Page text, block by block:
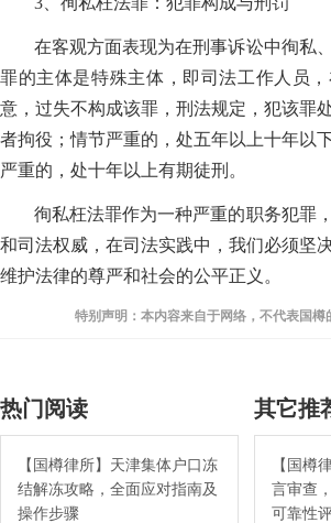
在客观方面表现为在刑事诉讼中徇私
罪的主体是特殊主体，即司法工作人员
意，过失不构成该罪，刑法规定，犯该罪
者拘役；情节严重的，处五年以上十年以
严重的，处十年以上有期徒刑。
徇私枉法罪作为一种严重的职务犯罪
和司法权威，在司法实践中，我们必须坚
维护法律的尊严和社会的公平正义。
特别声明：本内容来自于网络，不代表国樽
热门阅读
【国樽律所】天津集体户口冻
结解冻攻略，全面应对指南及
操作步骤
其它推
【国樽
言审查
可靠性